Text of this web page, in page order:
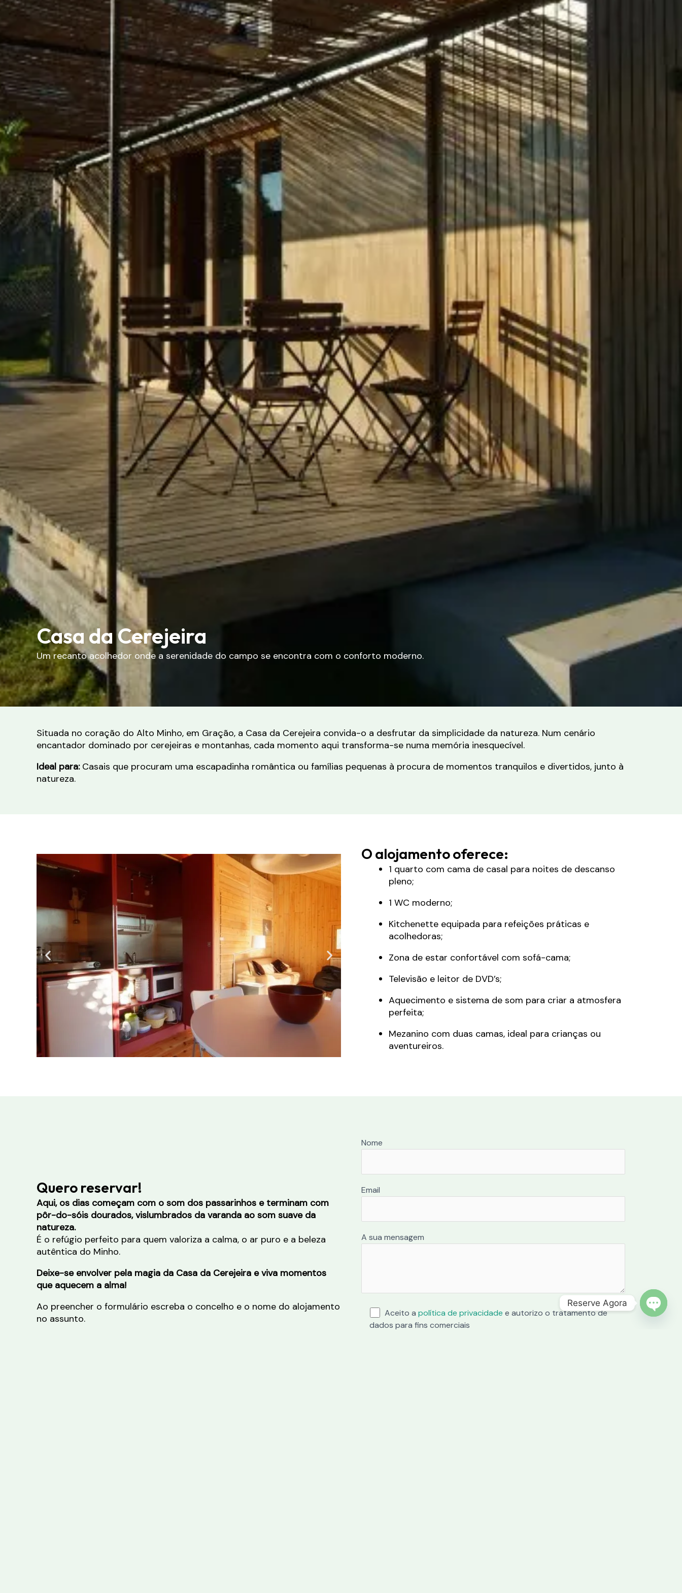
Casa da Cerejeira
Um recanto acolhedor onde a serenidade do campo se encontra com o conforto moderno.
Situada no coração do Alto Minho, em Gração, a Casa da Cerejeira convida-o a desfrutar da simplicidade da natureza. Num cenário
encantador dominado por cerejeiras e montanhas, cada momento aqui transforma-se numa memória inesquecível.
Ideal para: Casais que procuram uma escapadinha romântica ou famílias pequenas à procura de momentos tranquilos e divertidos, junto à
natureza.
O alojamento oferece:
1 quarto com cama de casal para noites de descanso
pleno;
1 WC moderno;
Kitchenette equipada para refeições práticas e
acolhedoras;
Zona de estar confortável com sofá-cama;
Televisão e leitor de DVD’s;
Aquecimento e sistema de som para criar a atmosfera
perfeita;
Mezanino com duas camas, ideal para crianças ou
aventureiros.
Quero reservar!
Aqui, os dias começam com o som dos passarinhos e terminam com
pôr-do-sóis dourados, vislumbrados da varanda ao som suave da
natureza.
É o refúgio perfeito para quem valoriza a calma, o ar puro e a beleza
autêntica do Minho.
Deixe-se envolver pela magia da Casa da Cerejeira e viva momentos
que aquecem a alma!
Ao preencher o formulário escreba o concelho e o nome do alojamento
no assunto.
Nome
Email
A sua mensagem
Aceito apolítica de privacidade e autorizo o tratamento de
dados para fins comerciais
Reserve Agora
OPEN